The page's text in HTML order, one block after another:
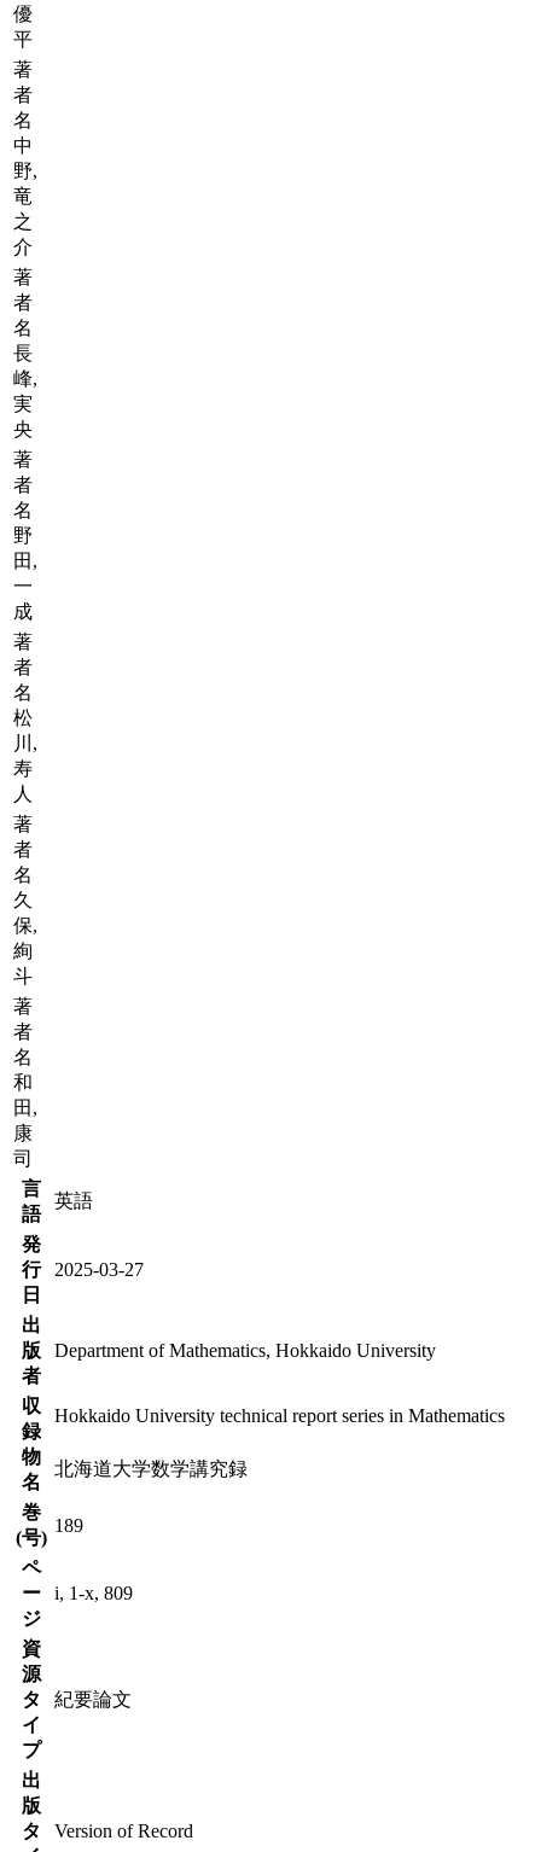
優
平
著
者
名
中
野,
竜
之
介
著
者
名
長
峰,
実
央
著
者
名
野
田,
一
成
著
者
名
松
川,
寿
人
著
者
名
久
保,
絢
斗
著
者
名
和
田,
康
司
言
語
英語
発
行
日
2025-03-27
出
版
者
Department of Mathematics, Hokkaido University
収
録
物
名
Hokkaido University technical report series in Mathematics
北海道大学数学講究録
巻
(号)
189
ペ
ー
ジ
i, 1-x, 809
資
源
タ
イ
プ
紀要論文
出
版
タ
Version of Record